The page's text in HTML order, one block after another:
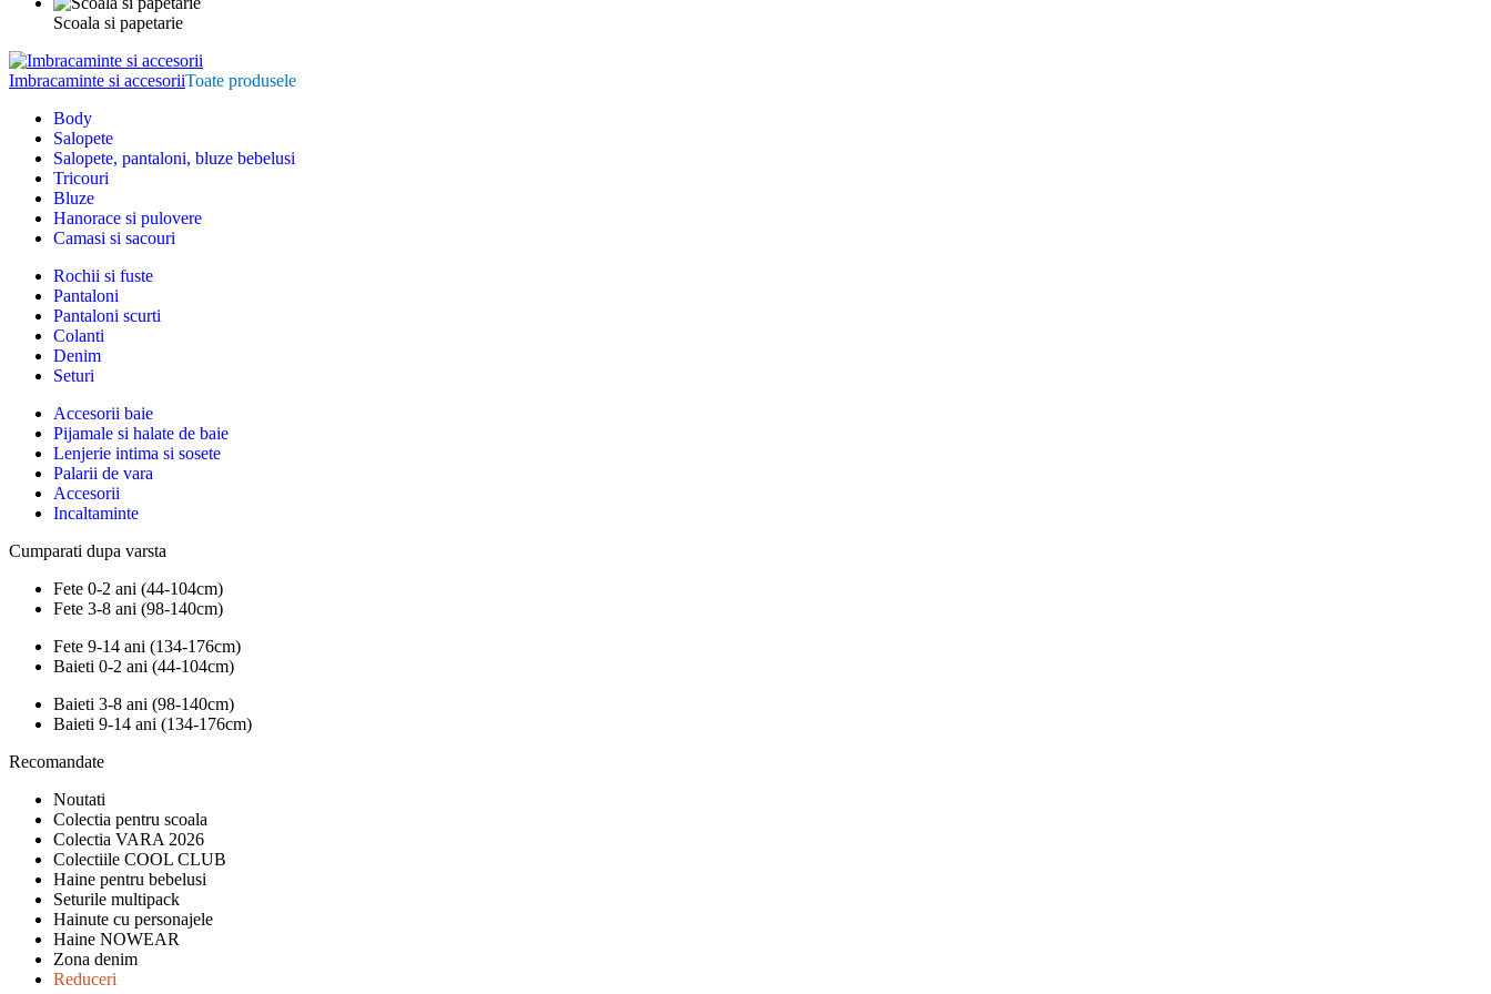
Scoala si papetarie
Imbracaminte si accesoriiToate produsele
Body
Salopete
Salopete, pantaloni, bluze bebelusi
Tricouri
Bluze
Hanorace si pulovere
Camasi si sacouri
Rochii si fuste
Pantaloni
Pantaloni scurti
Colanti
Denim
Seturi
Accesorii baie
Pijamale si halate de baie
Lenjerie intima si sosete
Palarii de vara
Accesorii
Incaltaminte
Cumparati dupa varsta
Fete 0-2 ani (44-104cm)
Fete 3-8 ani (98-140cm)
Fete 9-14 ani (134-176cm)
Baieti 0-2 ani (44-104cm)
Baieti 3-8 ani (98-140cm)
Baieti 9-14 ani (134-176cm)
Recomandate
Noutati
Colectia pentru scoala
Colectia VARA 2026
Colectiile COOL CLUB
Haine pentru bebelusi
Seturile multipack
Hainute cu personajele
Haine NOWEAR
Zona denim
Reduceri